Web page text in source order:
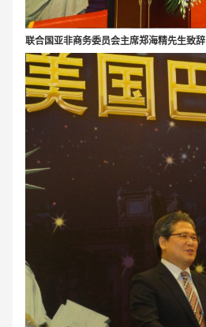
联合国亚非商务委员会主席郑海精先生致辞